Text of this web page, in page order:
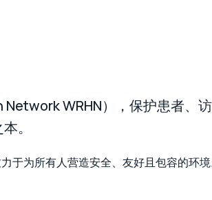
WRHN），保护患者、
。
于为所有人营造安全、友好且包容的环